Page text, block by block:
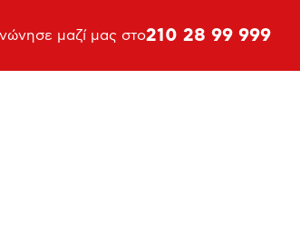
μαζί μας στο210 28 99 999